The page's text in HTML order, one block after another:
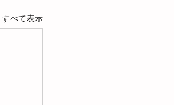
すべて表示